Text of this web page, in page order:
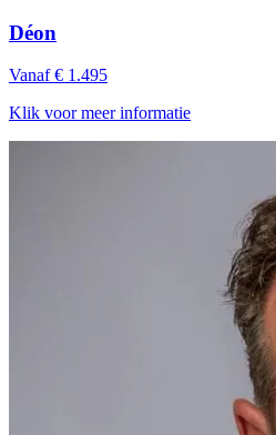
Déon
Vanaf € 1.495
Klik voor meer informatie